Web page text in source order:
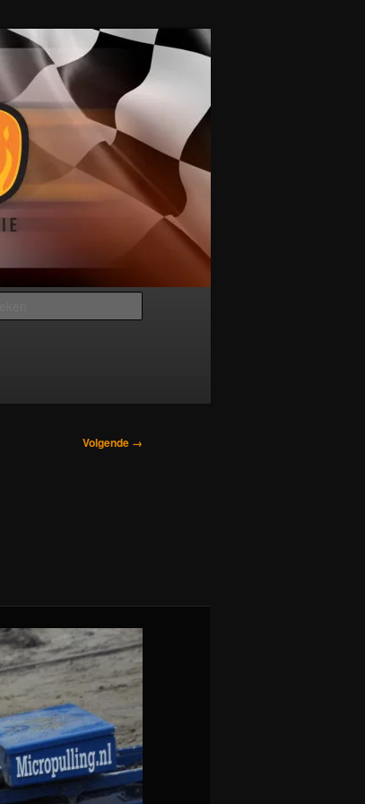
Volgende →